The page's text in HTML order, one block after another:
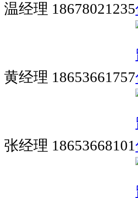
温经理 18678021235
黄经理 18653661757
张经理 18653668101